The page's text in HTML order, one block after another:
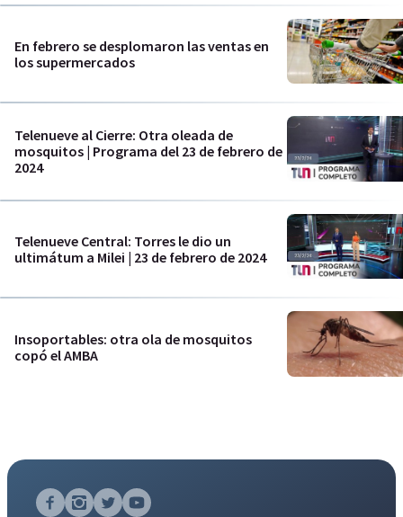
En febrero se desplomaron las ventas en
los supermercados
Telenueve al Cierre: Otra oleada de
mosquitos | Programa del 23 de febrero de
2024
Telenueve Central: Torres le dio un
ultimátum a Milei | 23 de febrero de 2024
Insoportables: otra ola de mosquitos
copó el AMBA